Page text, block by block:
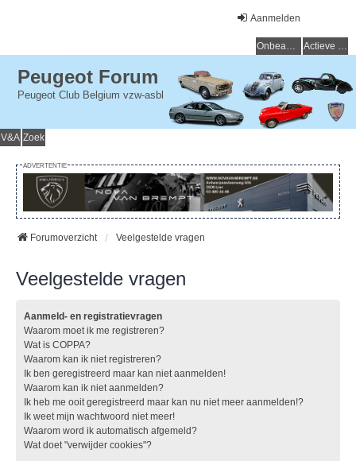
Aanmelden
Onbeantwoorde onderwerpen Actieve onderwerpen
Peugeot Forum
Peugeot Club Belgium vzw-asbl
V&A Zoek
ADVERTENTIE
Forumoverzicht Veelgestelde vragen
Veelgestelde vragen
Aanmeld- en registratievragen
Waarom moet ik me registreren?
Wat is COPPA?
Waarom kan ik niet registreren?
Ik ben geregistreerd maar kan niet aanmelden!
Waarom kan ik niet aanmelden?
Ik heb me ooit geregistreerd maar kan nu niet meer aanmelden!?
Ik weet mijn wachtwoord niet meer!
Waarom word ik automatisch afgemeld?
Wat doet "verwijder cookies"?